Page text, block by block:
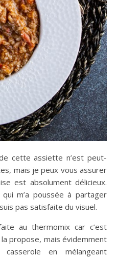
mais je peux vous assurer
est absolument délicieux.
qui m’a poussée à partager
pas satisfaite du visuel.
au thermomix car c’est
la propose, mais évidemment
en mélangeant